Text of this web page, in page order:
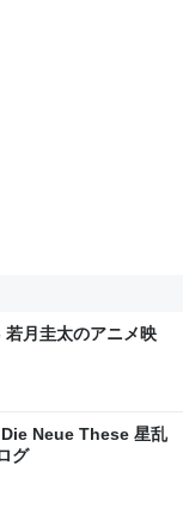
月圭太のアニメ映
Neue These 星乱
グ